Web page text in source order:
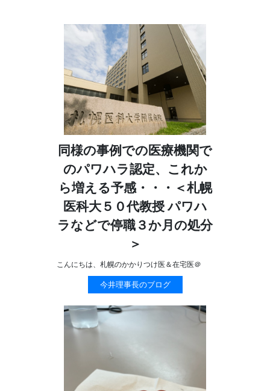
同様の事例での医療機関で
のパワハラ認定、これか
ら増える予感・・・＜札幌
医科大５０代教授 パワハ
ラなどで停職３か月の処分
＞
こんにちは、札幌のかかりつけ医＆在宅医＠
今井理事長のブログ